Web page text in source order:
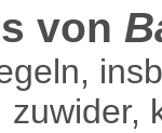
von
zuwider,